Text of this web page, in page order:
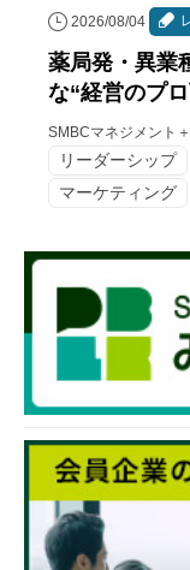
2026/08/04
薬局発・異業
な“経営のプ
SMBCマネジメント
リーダーシップ
マーケティング